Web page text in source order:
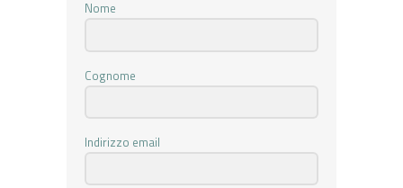
Nome
Cognome
Indirizzo email